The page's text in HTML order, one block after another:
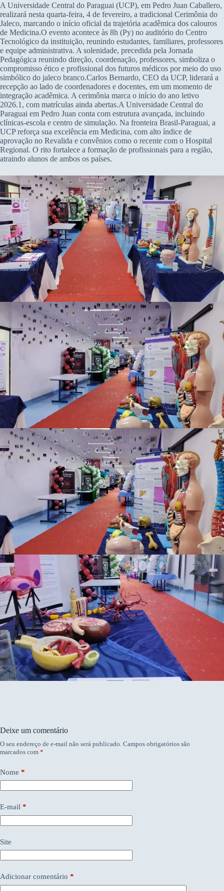
A Universidade Central do Paraguai (UCP), em Pedro Juan Caballero,
realizará nesta quarta-feira, 4 de fevereiro, a tradicional Cerimônia do
Jaleco, marcando o início oficial da trajetória acadêmica dos calouros
de Medicina.O evento acontece às 8h (Py) no auditório do Centro
Tecnológico da instituição, reunindo estudantes, familiares, professores
e equipe administrativa. A solenidade, precedida pela Jornada
Pedagógica reunindo direção, coordenação, professores, simboliza o
compromisso ético e profissional dos futuros médicos por meio do uso
simbólico do jaleco branco.Carlos Bernardo, CEO da UCP, liderará a
recepção ao lado de coordenadores e docentes, em um momento de
integração acadêmica. A cerimônia marca o início do ano letivo
2026.1, com matrículas ainda abertas.A Universidade Central do
Paraguai em Pedro Juan conta com estrutura avançada, incluindo
clínicas-escola e centro de simulação. Na fronteira Brasil-Paraguai, a
UCP reforça sua excelência em Medicina, com alto índice de
aprovação no Revalida e convênios como o recente com o Hospital
Regional. O rito fortalece a formação de profissionais para a região,
atraindo alunos de ambos os países.
Deixe um comentário
O seu endereço de e-mail não será publicado. Campos obrigatórios são
marcados com *
Nome *
E-mail *
Site
Adicionar comentário *